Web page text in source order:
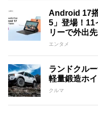
Android 17
5」登場！11
リーで外出
エンタメ
ランドクル
軽量鍛造ホ
クルマ